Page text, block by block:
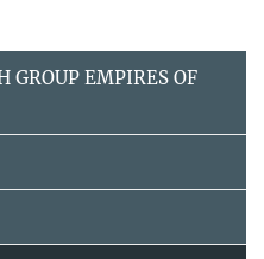
GROUP EMPIRES OF